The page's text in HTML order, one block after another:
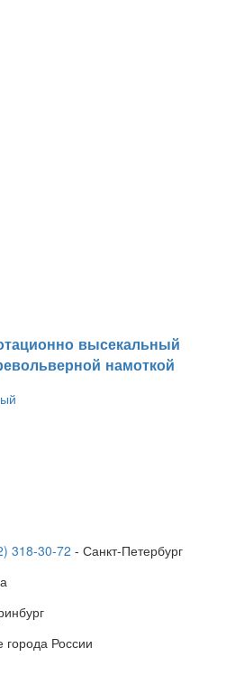
высекальный
намоткой
318-30-72 - Санкт-Петербург
города России